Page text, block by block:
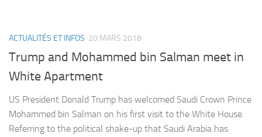
ACTUALITÉS ET INFOS 20 MARS 2018
Trump and Mohammed bin Salman meet in
White Apartment
US President Donald Trump has welcomed Saudi Crown Prince
Mohammed bin Salman on his first visit to the White House.
Referring to the political shake-up that Saudi Arabia has